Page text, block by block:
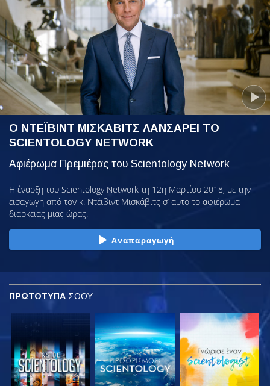
Ο ΝΤΕΪΒΙΝΤ ΜΙΣΚΑΒΙΤΣ ΛΑΝΣΑΡΕΙ ΤΟ
SCIENTOLOGY NETWORK
Αφιέρωμα Πρεμιέρας του Scientology Network
Η έναρξη του Scientology Network τη 12η Μαρτίου 2018, με την
εισαγωγή από τον κ. Ντέιβιντ Μισκάβιτς σ’ αυτό το αφιέρωμα
διάρκειας μιας ώρας.
Αναπαραγωγή
ΠΡΩΤΟΤΥΠΑ ΣΟΟΥ